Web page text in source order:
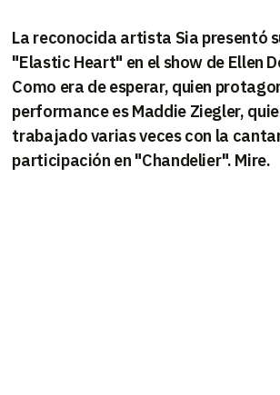
La reconocida artista Sia presentó
"Elastic Heart" en el show de Ellen
Como era de esperar, quien
performance es Maddie Ziegler,
trabajado varias veces con la
participación en "Chandelier". Mire.